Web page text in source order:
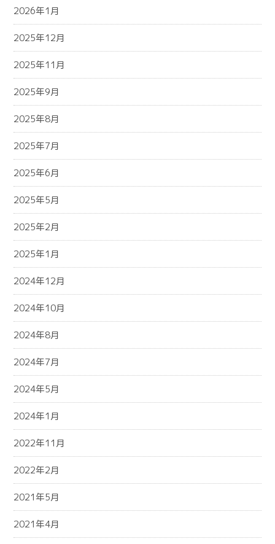
2026年1月
2025年12月
2025年11月
2025年9月
2025年8月
2025年7月
2025年6月
2025年5月
2025年2月
2025年1月
2024年12月
2024年10月
2024年8月
2024年7月
2024年5月
2024年1月
2022年11月
2022年2月
2021年5月
2021年4月